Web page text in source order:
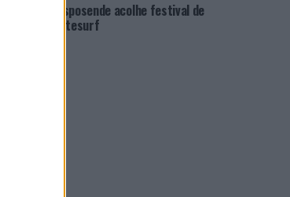
Esposende acolhe festival de
kitesurf